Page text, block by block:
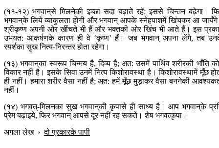
(११-१२) भगवान‍्से मिलनेकी इच्छा सदा बढ़ाते रहें; इससे चिन्तन बढ़ेगा।
भगवान‍्के लिये व्याकुलता होगी और भगवान् आपके स्नेहपाशमें खिंचकर आ
श्रीकृष्ण अपनी ओर खींचते भी हैं और भक्तकी ओर खिंच भी आते हैं। इस
उभयत: आकर्षणके कारण ही वे ‘कृष्ण’ हैं। जब भगवान् अपना लेंगे, तब
स्पर्शका सुख नित्य-निरन्तर होता रहेगा।
(१३) भगवान‍्का स्वरूप चिन्मय है, दिव्य है; अत: उसमें पार्थिव शरीरकी भाँति
विकार नहीं है। इसके सिवा उनमें नित्य किशोरावस्था है। किशोरावस्थामें मूँछ
ही नहीं। हमारा शरीर वैसा नहीं है; अत: हमें मूँछ मुड़ाकर वैसा बननेकी
नहीं।
(१४) भगवत्-मिलनका सुख भगवान‍्की कृपासे ही साध्य है। आप भगवान‍्के
प्रेम बढ़ाइये, फिर भगवान् आपसे दूर नहीं रह सकते। शेष भगवत्कृपा।
अगला लेख›दो प्रकारके पापी